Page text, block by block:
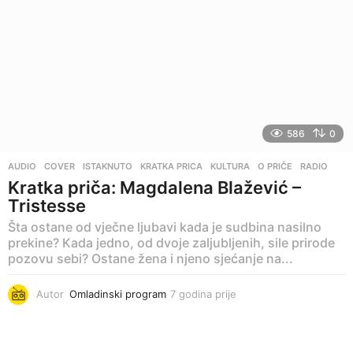
586 0
AUDIO ,COVER ,ISTAKNUTO ,KRATKA PRICA ,KULTURA ,O PRIČE ,RADIO
Kratka priča: Magdalena Blažević –
Tristesse
Šta ostane od vječne ljubavi kada je sudbina nasilno
prekine? Kada jedno, od dvoje zaljubljenih, sile prirode
pozovu sebi? Ostane žena i njeno sjećanje na...
Autor Omladinski program 7 godina prije